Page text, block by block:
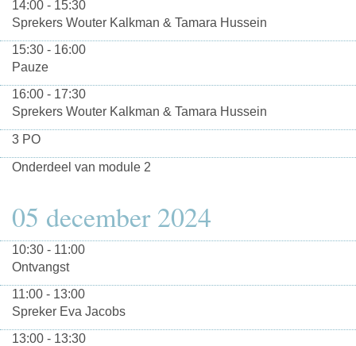
14:00 - 15:30
Sprekers Wouter Kalkman & Tamara Hussein
15:30 - 16:00
Pauze
16:00 - 17:30
Sprekers Wouter Kalkman & Tamara Hussein
3 PO
Onderdeel van module 2
05 december 2024
10:30 - 11:00
Ontvangst
11:00 - 13:00
Spreker Eva Jacobs
13:00 - 13:30